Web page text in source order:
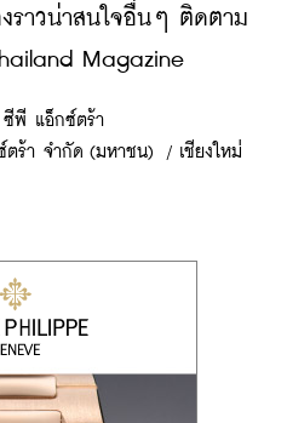
ราวน่าสนใจอื่นๆ ติดตาม
Magazine
ซีพี แอ็กซ์ตร้า
ร้า จำกัด (มหาชน) / เชียงใหม่